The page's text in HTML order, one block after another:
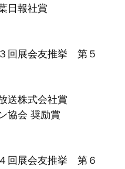
日報社賞
回展会友推挙 第５
送株式会社賞
協会 奨励賞
回展会友推挙 第６